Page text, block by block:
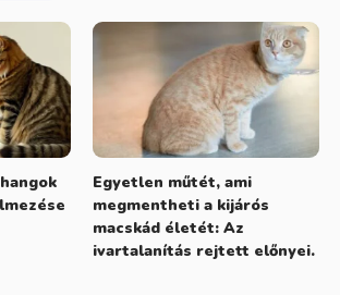
Egyetlen műtét, ami
megmentheti a kijárós
macskád életét: Az
ivartalanítás rejtett előnyei.